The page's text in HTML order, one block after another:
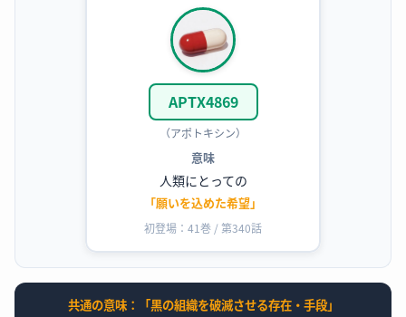
APTX4869
（アポトキシン）
意味
人類にとっての
「願いを込めた希望」
初登場：41巻 / 第340話
共通の意味：「黒の組織を破滅させる存在・手段」